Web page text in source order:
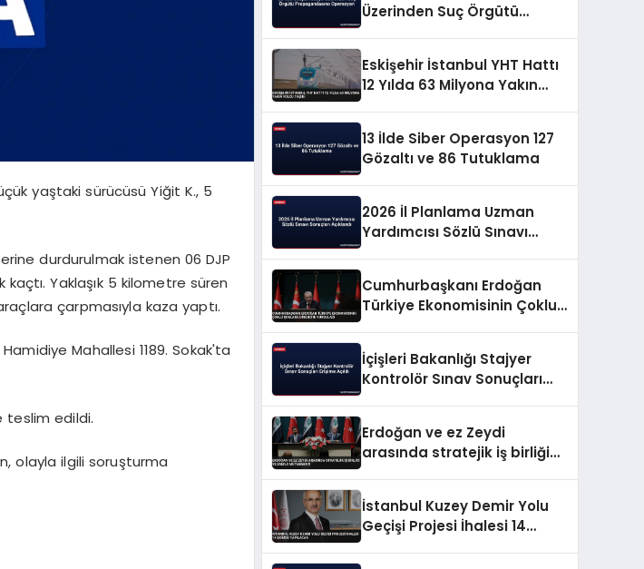
yaştaki sürücüsü Yiğit K., 5
durdurulmak istenen 06 DJP
Yaklaşık 5 kilometre süren
çarpmasıyla kaza yaptı.
Mahallesi 1189. Sokak'ta
teslim edildi.
olayla ilgili soruşturma
Üzerinden Suç Örgütü
Eskişehir İstanbul YHT Hattı
12 Yılda 63 Milyona Yakın
13 İlde Siber Operasyon 127
Gözaltı ve 86 Tutuklama
2026 İl Planlama Uzman
Yardımcısı Sözlü Sınavı
Cumhurbaşkanı Erdoğan
Türkiye Ekonomisinin Çoklu
İçişleri Bakanlığı Stajyer
Kontrolör Sınav Sonuçları
Erdoğan ve ez Zeydi
arasında stratejik iş birliği
İstanbul Kuzey Demir Yolu
Geçişi Projesi İhalesi 14